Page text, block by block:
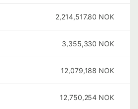
2,214,517.80 NOK
3,355,330 NOK
12,079,188 NOK
12,750,254 NOK